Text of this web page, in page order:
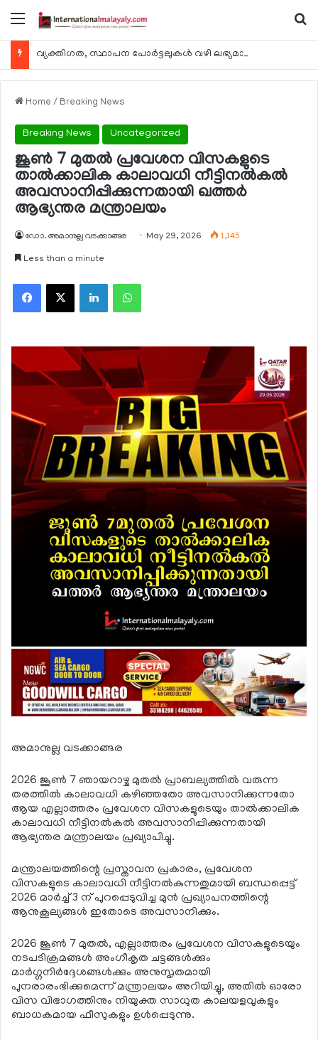
Menu
Home / Breaking News
Breaking News Uncategorized
ജൂണ്‍ 7 മുതല്‍ പ്രവേശന വിസകളുടെ
താല്‍ക്കാലിക കാലാവധി നീട്ടിനല്‍കല്‍
അവസാനിപ്പിക്കുന്നതായി ഖത്തര്‍
ആഭ്യന്തര മന്ത്രാലയം
ഡോ. അമാനുല്ല വടക്കാങ്ങര May 29, 2026 1,145
Less than a minute
Facebook
X LinkedInWhatsApp
അമാനുല്ല വടക്കാങ്ങര
2026 ജൂണ്‍ 7 ഞായറാഴ്ച മുതല്‍ പ്രാബല്യത്തില്‍ വരുന്ന
തരത്തില്‍ കാലാവധി കഴിഞ്ഞതോ അവസാനിക്കുന്നതോ
ആയ എല്ലാത്തരം പ്രവേശന വിസകളുടെയും താല്‍ക്കാലിക
കാലാവധി നീട്ടിനല്‍കല്‍ അവസാനിപ്പിക്കുന്നതായി
ആഭ്യന്തര മന്ത്രാലയം പ്രഖ്യാപിച്ചു.
മന്ത്രാലയത്തിന്റെ പ്രസ്താവന പ്രകാരം, പ്രവേശന
വിസകളുടെ കാലാവധി നീട്ടിനല്‍കുന്നതുമായി ബന്ധപ്പെട്ട്
2026 മാര്‍ച്ച് 3 ന് പുറപ്പെടുവിച്ച മുന്‍ പ്രഖ്യാപനത്തിന്റെ
ആനുകൂല്യങ്ങള്‍ ഇതോടെ അവസാനിക്കും.
2026 ജൂണ്‍ 7 മുതല്‍, എല്ലാത്തരം പ്രവേശന വിസകളുടെയും
നടപടിക്രമങ്ങള്‍ അംഗീകൃത ചട്ടങ്ങള്‍ക്കും
മാര്‍ഗ്ഗനിര്‍ദ്ദേശങ്ങള്‍ക്കും അനുസൃതമായി
പുനരാരംഭിക്കുമെന്ന് മന്ത്രാലയം അറിയിച്ചു, അതില്‍ ഓരോ
വിസ വിഭാഗത്തിനും നിയുക്ത സാധുത കാലയളവുകളും
ബാധകമായ ഫീസുകളും ഉള്‍പ്പെടുന്നു.